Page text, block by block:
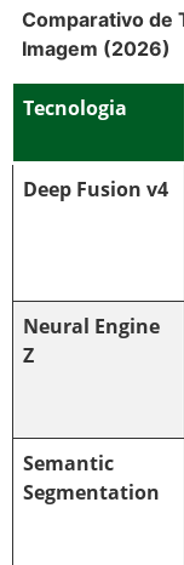
Comparativo de
Imagem (2026)
Tecnologia
Deep Fusion v4
Neural Engine
Z
Semantic
Segmentation